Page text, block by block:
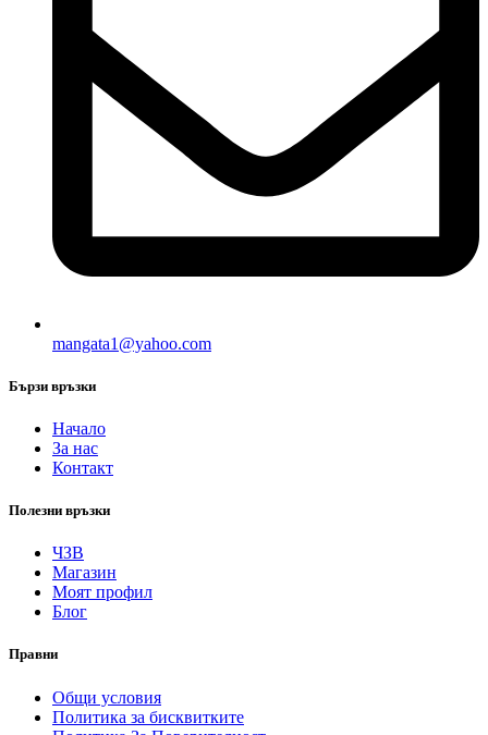
mangata1@yahoo.com
Бързи връзки
Начало
За нас
Контакт
Полезни връзки
ЧЗВ
Магазин
Моят профил
Блог
Правни
Общи условия
Политика за бисквитките